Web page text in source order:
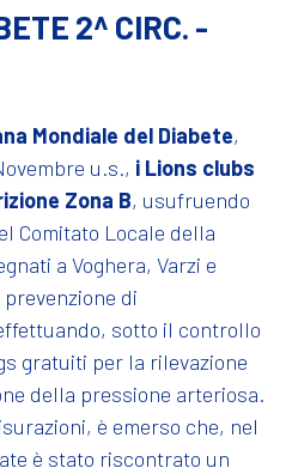
2^ CIRC. -
Mondiale del Diabete,
u.s., i Lions clubs
Zona B, usufruendo
Comitato Locale della
a Voghera, Varzi e
di
sotto il controllo
gratuiti per la rilevazione
della pressione arteriosa.
è emerso che, nel
è stato riscontrato un